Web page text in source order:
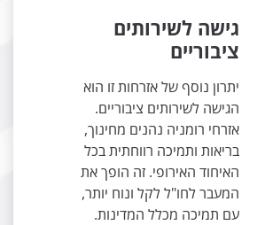
גישה לשירותים
ציבוריים
יתרון נוסף של אזרחות זו הוא
הגישה לשירותים ציבוריים.
אזרחי רומניה נהנים מחינוך,
בריאות ותמיכה רווחתית בכל
האיחוד האירופי. זה הופך את
המעבר לחו"ל לקל ונוח יותר,
עם תמיכה מכלל המדינות.